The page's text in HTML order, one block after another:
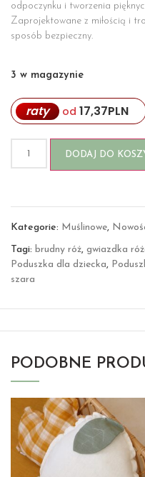
odpoczynku i tworzenia
Zaprojektowane z miłością i
sposób bezpieczny.
3 w magazynie
raty od 17,37PLN
DODAJ DO
Kategorie: Muślinowe,
Tagi: brudny róż, gwiazdka
Poduszka dla dziecka,
szara
PODOBNE